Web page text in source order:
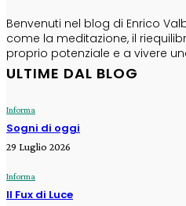
Benvenuti nel blog di Enrico
come la meditazione, il
proprio potenziale e a vivere
ULTIME DAL BLOG
Informa
Sogni di oggi
29 Luglio 2026
Informa
Il Fux di Luce